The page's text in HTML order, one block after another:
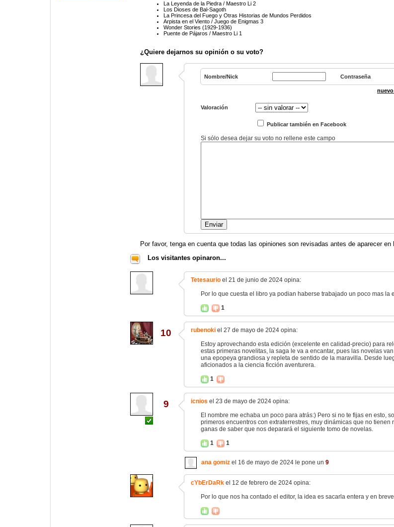
La Leyenda de la Piedra / Maestro Li 2
Los Dioses de Bal-Sagoth
La Princesa del Fuego y Otras Historias de Mundos Perdidos
Arpista en el Viento / Juego de Enigmas 3
Wonder Stories (1929-1936)
Puente de Pájaros / Maestro Li 1
¿Quiere dejarnos su opinión o su voto?
Nombre/Nick Contraseña
Valoración
Publicar también en Facebook
Si sólo desea dejar su voto no rellene este campo
Por favor, tenga en cuenta que todas las opiniones son revisadas antes de aparecer en
Los visitantes opinaron...
Tetesaurio el 21 de junio de 2024 opina:
Por lo que cuesta el libro ya podian haberse trabajado un poco mas la
1
10 rubenoki el 27 de mayo de 2024 opina:
Estoy aprovechando esta edición (excelente en calidad-precio) para
estas primeras novelitas, la saga le va a encantar, pues las novelas
una epopeya grandiosa y repleta de sentido de la maravilla. Desde
aficionados a la ciencia ficción aventurera.
1
9 icnios el 23 de mayo de 2024 opina:
El nombre me echaba un poco para atrás:) Pero si no te fijas en esto,
primeros encuentros con extraterrestres, muy dinámicas que no
ganas de saber que nos deparará el siguiente tomo de novelas.
1 1
ana gomiz el 16 de mayo de 2024 le pone un 9
cYbErDaRk el 12 de febrero de 2024 opina:
Por lo que nos ha contado el editor, la idea es sacarla entera y en